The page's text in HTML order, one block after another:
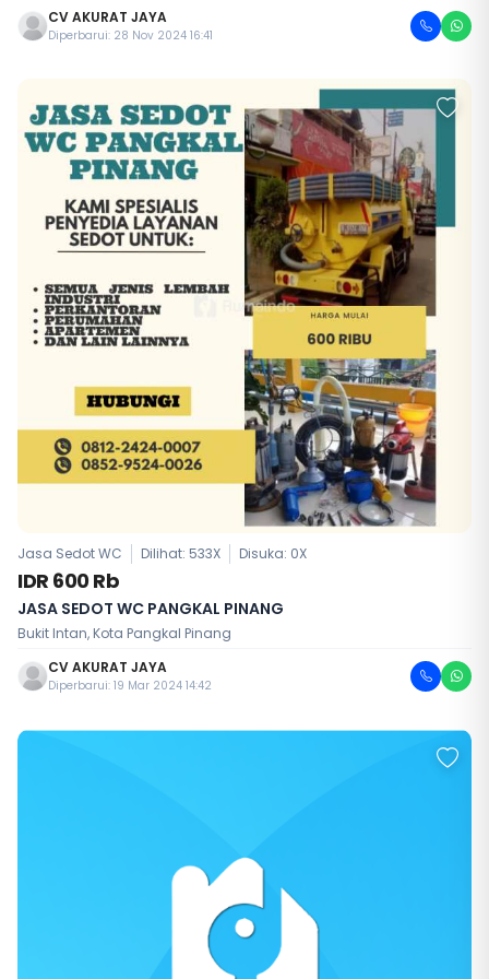
CV AKURAT JAYA
Diperbarui: 28 Nov 2024 16:41
Jasa Sedot WC Dilihat: 533X Disuka: 0X
IDR 600 Rb
JASA SEDOT WC PANGKAL PINANG
Bukit Intan, Kota Pangkal Pinang
CV AKURAT JAYA
Diperbarui: 19 Mar 2024 14:42